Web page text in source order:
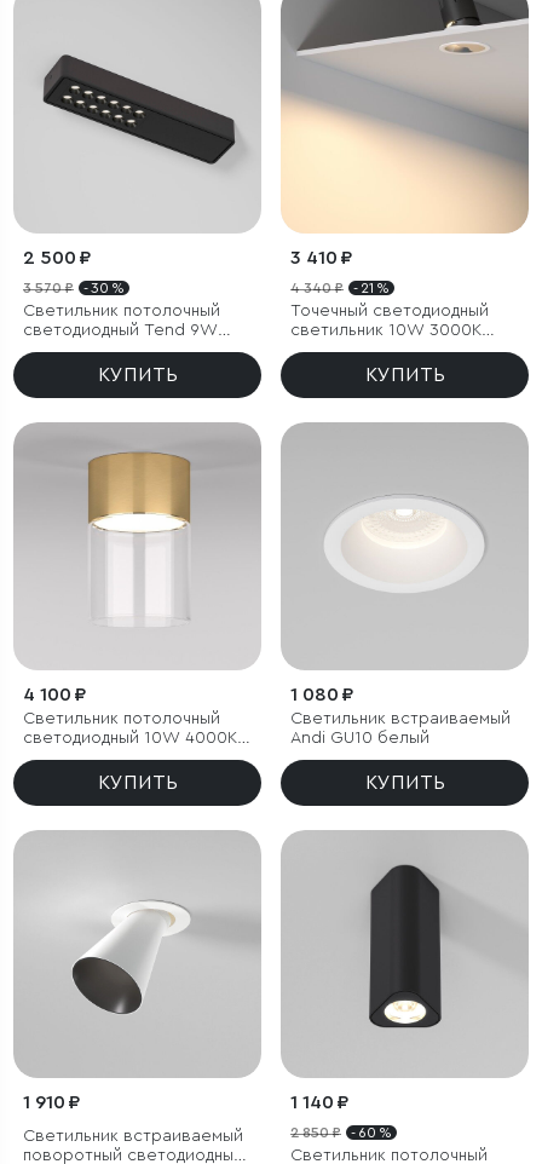
2 500 ₽
3 570 ₽ - 30 %
Светильник потолочный
светодиодный Tend 9W
4000K черный
КУПИТЬ
3 410 ₽
4 340 ₽ - 21 %
Точечный светодиодный
светильник 10W 3000K
белый/хром
КУПИТЬ
4 100 ₽
Светильник потолочный
светодиодный 10W 4000К
латунь/прозрачный
КУПИТЬ
1 080 ₽
Светильник встраиваемый
Andi GU10 белый
КУПИТЬ
1 910 ₽
Светильник встраиваемый
поворотный светодиодный
1 140 ₽
2 850 ₽ - 60 %
Светильник потолочный